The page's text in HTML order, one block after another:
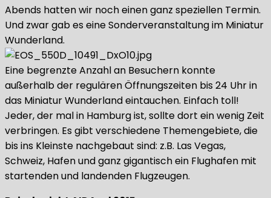
Abends hatten wir noch einen ganz speziellen Termin.
Und zwar gab es eine Sonderveranstaltung im Miniatur
Wunderland.
Eine begrenzte Anzahl an Besuchern konnte
außerhalb der regulären Öffnungszeiten bis 24 Uhr in
das Miniatur Wunderland eintauchen. Einfach toll!
Jeder, der mal in Hamburg ist, sollte dort ein wenig Zeit
verbringen. Es gibt verschiedene Themengebiete, die
bis ins Kleinste nachgebaut sind: z.B. Las Vegas,
Schweiz, Hafen und ganz gigantisch ein Flughafen mit
startenden und landenden Flugzeugen.